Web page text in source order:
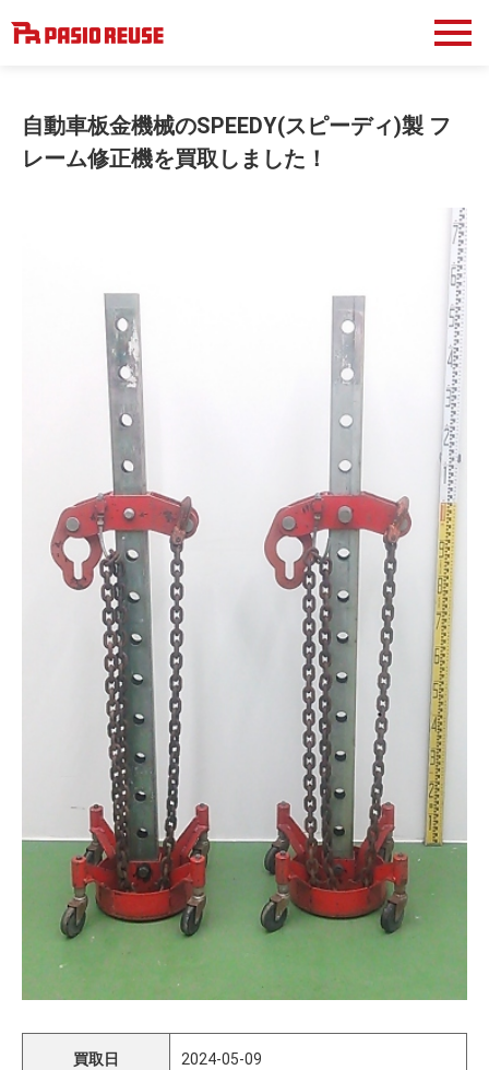
自動車板金機械のSPEEDY(スピーディ)製 フ
レーム修正機を買取しました！
買取日 2024-05-09